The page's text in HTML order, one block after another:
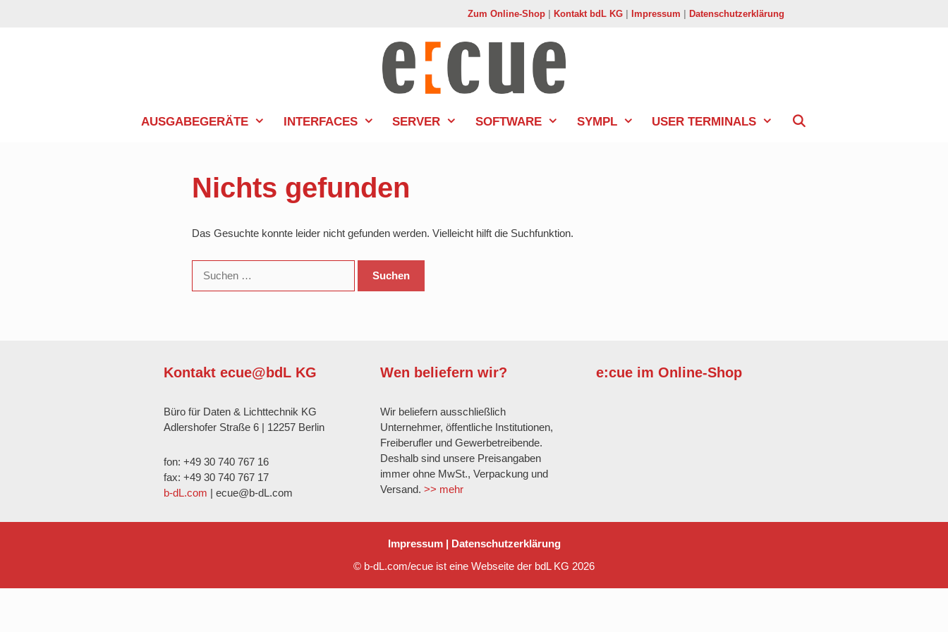
Zum Online-Shop Kontakt bdL KG Impressum Datenschutzerklärung
AUSGABEGERÄTE INTERFACES SERVER SOFTWARE SYMPL USER TERMINALS
Nichts gefunden
Das Gesuchte konnte leider nicht gefunden werden. Vielleicht hilft die Suchfunktion.
nach:
Kontakt ecue@bdL KG
Büro für Daten & Lichttechnik KG
Adlershofer Straße 6 | 12257 Berlin
fon: +49 30 740 767 16
fax: +49 30 740 767 17
b-dL.com | ecue@b-dL.com
Wen beliefern wir?
Wir beliefern ausschließlich
Unternehmer, öffentliche Institutionen,
Freiberufler und Gewerbetreibende.
Deshalb sind unsere Preisangaben
immer ohne MwSt., Verpackung und
Versand. >> mehr
e:cue im Online-Shop
Impressum|
Datenschutzerklärung
© b-dL.com/ecue ist eine Webseite der bdL KG 2026